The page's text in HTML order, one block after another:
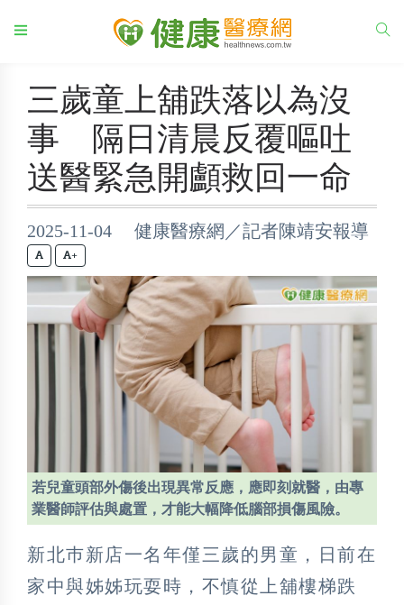
三歲童上舖跌落以為沒
事 隔日清晨反覆嘔吐
送醫緊急開顱救回一命
2025-11-04 健康醫療網／記者陳靖安報導
+
若兒童頭部外傷後出現異常反應，應即刻就醫，由專
業醫師評估與處置，才能大幅降低腦部損傷風險。
新北巿新店一名年僅三歲的男童，日前在
家中與姊姊玩耍時，不慎從上舖樓梯跌